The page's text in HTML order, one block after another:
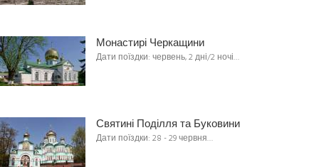
Монастирі Черкащини
Дати поїздки: червень, 2 дні/2 ночі…
Святині Поділля та Буковини
Дати поїздки: 28 - 29 червня…